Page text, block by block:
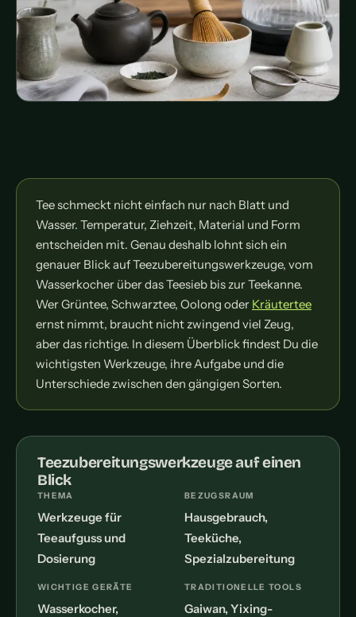
Tee schmeckt nicht einfach nur nach Blatt und
Wasser. Temperatur, Ziehzeit, Material und Form
entscheiden mit. Genau deshalb lohnt sich ein
genauer Blick auf Teezubereitungswerkzeuge, vom
Wasserkocher über das Teesieb bis zur Teekanne.
Wer Grüntee, Schwarztee, Oolong oder Kräutertee
ernst nimmt, braucht nicht zwingend viel Zeug,
aber das richtige. In diesem Überblick findest Du die
wichtigsten Werkzeuge, ihre Aufgabe und die
Unterschiede zwischen den gängigen Sorten.
Teezubereitungswerkzeuge auf einen
Blick
THEMA
Werkzeuge für
Teeaufguss und
Dosierung
BEZUGSRAUM
Hausgebrauch,
Teeküche,
Spezialzubereitung
WICHTIGE GERÄTE
Wasserkocher,
TRADITIONELLE TOOLS
Gaiwan, Yixing-